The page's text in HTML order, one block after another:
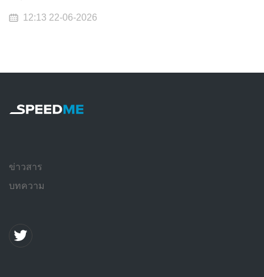
12:13 22-06-2026
ข่าวสาร
บทความ